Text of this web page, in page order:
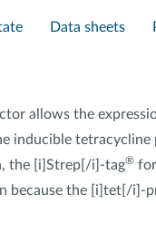
Data sheets
allows the
inducible
the [i]Strep[/i]-tag®
because the [i]tet[/i]-